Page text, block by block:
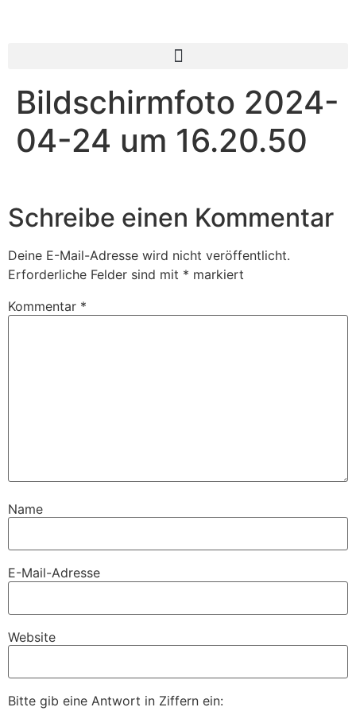
Bildschirmfoto 2024-
04-24 um 16.20.50
Schreibe einen Kommentar
Deine E-Mail-Adresse wird nicht veröffentlicht.
Erforderliche Felder sind mit * markiert
Kommentar *
Name
E-Mail-Adresse
Website
Bitte gib eine Antwort in Ziffern ein: